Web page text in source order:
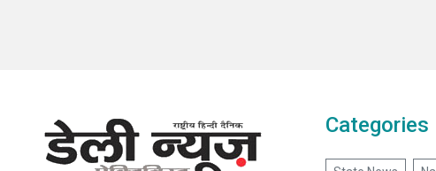
Categories